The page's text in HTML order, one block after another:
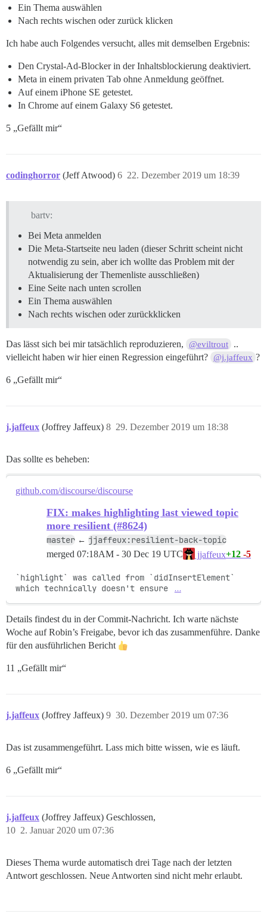
Ein Thema auswählen
Nach rechts wischen oder zurück klicken
Ich habe auch Folgendes versucht, alles mit demselben Ergebnis:
Den Crystal-Ad-Blocker in der Inhaltsblockierung deaktiviert.
Meta in einem privaten Tab ohne Anmeldung geöffnet.
Auf einem iPhone SE getestet.
In Chrome auf einem Galaxy S6 getestet.
5 „Gefällt mir“
codinghorror (Jeff Atwood) 22. Dezember 2019 um 18:39
6
bartv:
Bei Meta anmelden
Die Meta-Startseite neu laden (dieser Schritt scheint nicht
notwendig zu sein, aber ich wollte das Problem mit der
Aktualisierung der Themenliste ausschließen)
Eine Seite nach unten scrollen
Ein Thema auswählen
Nach rechts wischen oder zurückklicken
Das lässt sich bei mir tatsächlich reproduzieren, @eviltrout
..
vielleicht haben wir hier einen Regression eingeführt? @j.jaffeux ?
6 „Gefällt mir“
j.jaffeux (Joffrey Jaffeux) 29. Dezember 2019 um 18:38
8
Das sollte es beheben:
github.com/discourse/discourse
FIX: makes highlighting last viewed topic
more resilient (#8624)
master ← jjaffeux:resilient-back-topic
merged 07:18AM - 30 Dec 19 UTC jjaffeux+12 -5
`highlight` was called from `didInsertElement`
which technically doesn't ensure
…
Details findest du in der Commit-Nachricht. Ich warte nächste
Woche auf Robin’s Freigabe, bevor ich das zusammenführe. Danke
für den ausführlichen Bericht
11 „Gefällt mir“
j.jaffeux (Joffrey Jaffeux) 30. Dezember 2019 um 07:36
9
Das ist zusammengeführt. Lass mich bitte wissen, wie es läuft.
6 „Gefällt mir“
j.jaffeux (Joffrey Jaffeux) Geschlossen,
2. Januar 2020 um 07:36
10
Dieses Thema wurde automatisch drei Tage nach der letzten
Antwort geschlossen. Neue Antworten sind nicht mehr erlaubt.